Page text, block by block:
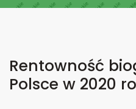
Rentowność
Polsce w 2020